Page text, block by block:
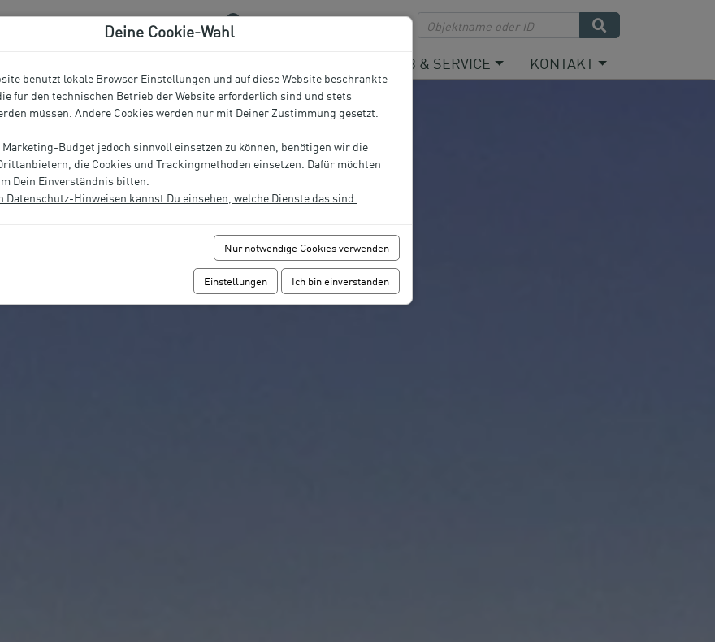
+49 8821 966 89 20 0
URLAUB & SERVICE KONTAKT
Deine Cookie-Wahl
benutzt lokale Browser Einstellungen und auf diese Website beschränkte
für den technischen Betrieb der Website erforderlich sind und stets
müssen. Andere Cookies werden nur mit Deiner Zustimmung gesetzt.
Budget jedoch sinnvoll einsetzen zu können, benötigen wir die
die Cookies und Trackingmethoden einsetzen. Dafür möchten
Dein Einverständnis bitten.
Datenschutz-Hinweisen kannst Du einsehen, welche Dienste das sind.
Nur notwendige Cookies verwenden
Einstellungen Ich bin einverstanden